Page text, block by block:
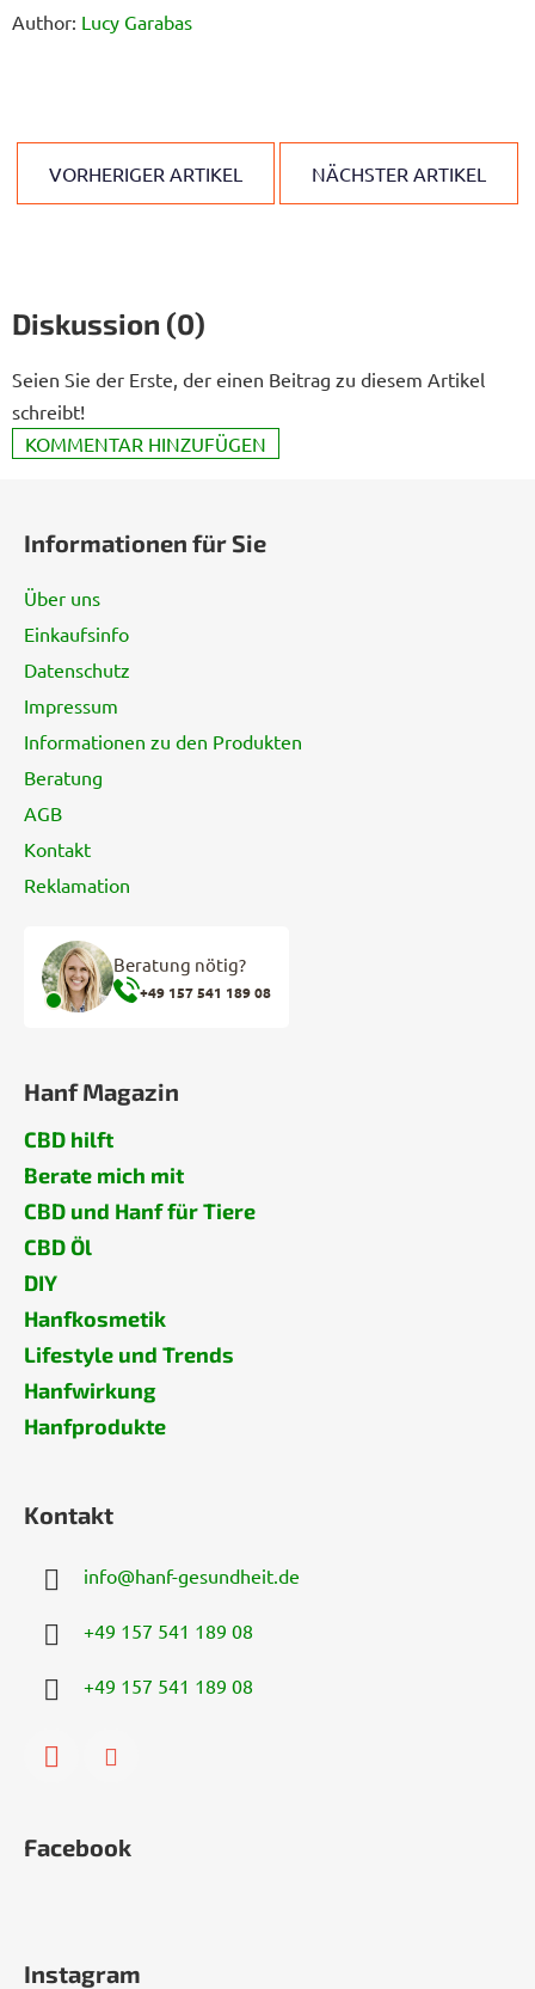
Author: Lucy Garabas
VORHERIGER ARTIKEL NÄCHSTER ARTIKEL
Diskussion (0)
Seien Sie der Erste, der einen Beitrag zu diesem Artikel
schreibt!
KOMMENTAR HINZUFÜGEN
Informationen für Sie
Über uns
Einkaufsinfo
Datenschutz
Impressum
Informationen zu den Produkten
Beratung
AGB
Kontakt
Reklamation
Beratung nötig?
+49 157 541 189 08
Hanf Magazin
CBD hilft
Berate mich mit
CBD und Hanf für Tiere
CBD Öl
DIY
Hanfkosmetik
Lifestyle und Trends
Hanfwirkung
Hanfprodukte
Kontakt
info@hanf-gesundheit.de
+49 157 541 189 08
+49 157 541 189 08
Facebook
Instagram